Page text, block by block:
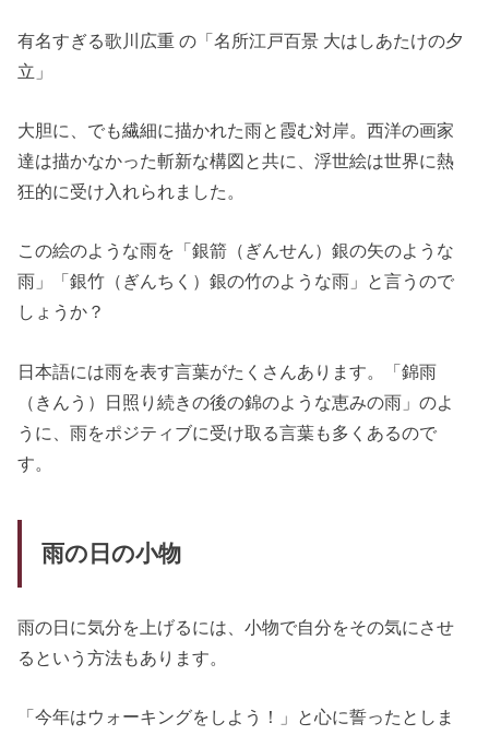
有名すぎる歌川広重 の「名所江戸百景 大はしあたけの夕
立」
大胆に、でも繊細に描かれた雨と霞む対岸。西洋の画家
達は描かなかった斬新な構図と共に、浮世絵は世界に熱
狂的に受け入れられました。
この絵のような雨を「銀箭（ぎんせん）銀の矢のような
雨」「銀竹（ぎんちく）銀の竹のような雨」と言うので
しょうか？
日本語には雨を表す言葉がたくさんあります。「錦雨
（きんう）日照り続きの後の錦のような恵みの雨」のよ
うに、雨をポジティブに受け取る言葉も多くあるので
す。
雨の日の小物
雨の日に気分を上げるには、小物で自分をその気にさせ
るという方法もあります。
「今年はウォーキングをしよう！」と心に誓ったとしま